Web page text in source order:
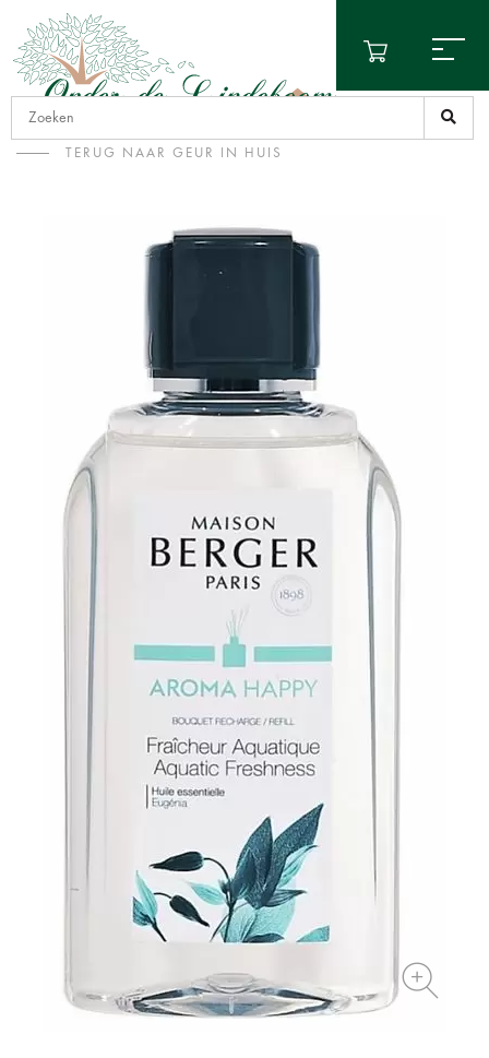
TERUG NAAR GEUR IN HUIS